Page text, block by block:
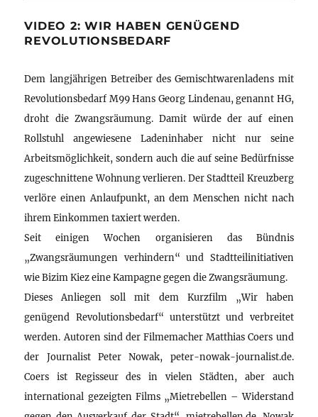
VIDEO 2: WIR HABEN GENÜGEND
REVOLUTIONSBEDARF
Dem langjährigen Betreiber des Gemischtwarenladens mit
Revolutionsbedarf M99 Hans Georg Lindenau, genannt HG,
droht die Zwangsräumung. Damit würde der auf einen
Rollstuhl angewiesene Ladeninhaber nicht nur seine
Arbeitsmöglichkeit, sondern auch die auf seine Bedürfnisse
zugeschnittene Wohnung verlieren. Der Stadtteil Kreuzberg
verlöre einen Anlaufpunkt, an dem Menschen nicht nach
ihrem Einkommen taxiert werden.
Seit einigen Wochen organisieren das Bündnis
„Zwangsräumungen verhindern“ und Stadtteilinitiativen
wie Bizim Kiez eine Kampagne gegen die Zwangsräumung.
Dieses Anliegen soll mit dem Kurzfilm „Wir haben
genügend Revolutionsbedarf“ unterstützt und verbreitet
werden. Autoren sind der Filmemacher Matthias Coers und
der Journalist Peter Nowak, peter-nowak-journalist.de.
Coers ist Regisseur des in vielen Städten, aber auch
international gezeigten Films „Mietrebellen – Widerstand